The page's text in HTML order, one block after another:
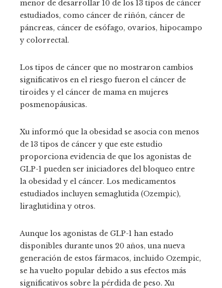
menor de desarrollar 10 de los 13 tipos de cáncer
estudiados, como cáncer de riñón, cáncer de
páncreas, cáncer de esófago, ovarios, hipocampo
y colorrectal.
Los tipos de cáncer que no mostraron cambios
significativos en el riesgo fueron el cáncer de
tiroides y el cáncer de mama en mujeres
posmenopáusicas.
Xu informó que la obesidad se asocia con menos
de 13 tipos de cáncer y que este estudio
proporciona evidencia de que los agonistas de
GLP-1 pueden ser iniciadores del bloqueo entre
la obesidad y el cáncer. Los medicamentos
estudiados incluyen semaglutida (Ozempic),
liraglutidina y otros.
Aunque los agonistas de GLP-1 han estado
disponibles durante unos 20 años, una nueva
generación de estos fármacos, incluido Ozempic,
se ha vuelto popular debido a sus efectos más
significativos sobre la pérdida de peso. Xu